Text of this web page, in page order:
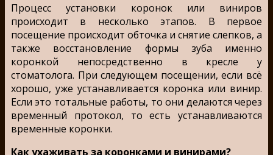
Процесс установки коронок или виниров
происходит в несколько этапов. В первое
посещение происходит обточка и снятие слепков, а
также восстановление формы зуба именно
коронкой непосредственно в кресле у
стоматолога. При следующем посещении, если всё
хорошо, уже устанавливается коронка или винир.
Если это тотальные работы, то они делаются через
временный протокол, то есть устанавливаются
временные коронки.
Как ухаживать за коронками и винирами?